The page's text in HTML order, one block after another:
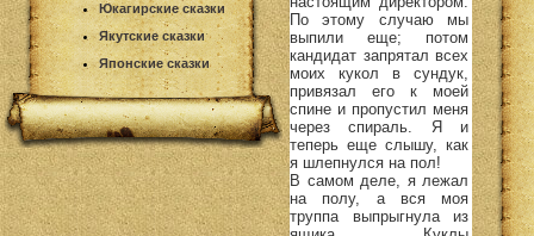
Юкагирские сказки
Якутские сказки
Японские сказки
По этому случаю мы
выпили еще; потом
кандидат запрятал всех
моих кукол в сундук,
привязал его к моей
спине и пропустил меня
через спираль. Я и
теперь еще слышу, как
я шлепнулся на пол!
В самом деле, я лежал
на полу, а вся моя
труппа выпрыгнула из